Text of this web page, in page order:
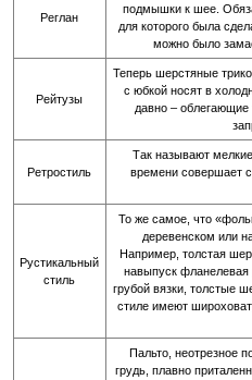
Реглан
подмышки к шее.
для которого была
можно было
Рейтузы
Теперь шерстяные
с юбкой носят в
давно –
Ретростиль
Так называют
времени совершает
Рустикальный
стиль
То же самое, что
деревенском или
Например, толстая
навыпуск фланелевая
грубой вязки, толстые
стиле имеют
Пальто, неотрезное
грудь, плавно